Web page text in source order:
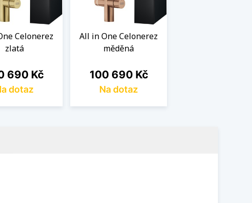
Celonerez
zlatá
690 Kč
dotaz
All in One Celonerez
měděná
Cena
100 690 Kč
Na dotaz